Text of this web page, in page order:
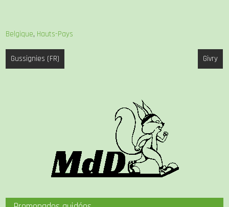
Belgique, Hauts-Pays
Navigation
de
Gussignies (FR) Givry